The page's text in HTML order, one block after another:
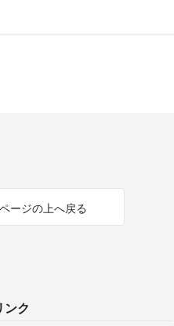
ページの上へ戻る
ンク